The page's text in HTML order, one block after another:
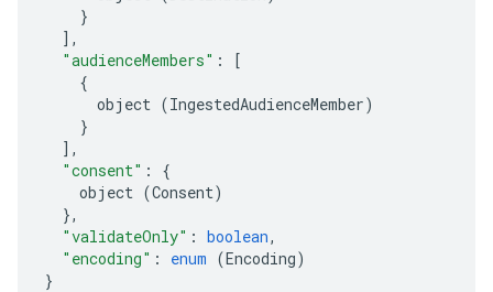
}
],
"audienceMembers" :
[
{
object (IngestedAudienceMember)
}
],
"consent" :
{
object (Consent)
},
"validateOnly" : boolean,
"encoding" : enum (Encoding)
}